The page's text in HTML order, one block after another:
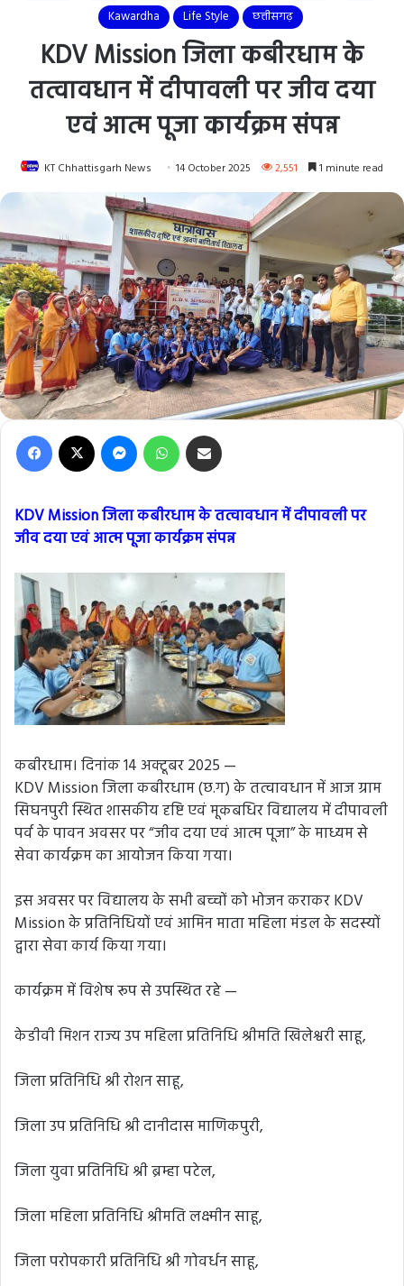
Kawardha
Life Style छत्तीसगढ़
KDV Mission जिला कबीरधाम के
तत्वावधान में दीपावली पर जीव दया
एवं आत्म पूजा कार्यक्रम संपन्न
KT Chhattisgarh News 14 October 2025 2,551 1 minute read
Facebook Messenger WhatsApp
KDV Mission जिला कबीरधाम के तत्वावधान में दीपावली पर
जीव दया एवं आत्म पूजा कार्यक्रम संपन्न
कबीरधाम। दिनांक 14 अक्टूबर 2025 —
KDV Mission जिला कबीरधाम (छ.ग) के तत्वावधान में आज ग्राम
सिघनपुरी स्थित शासकीय दृष्टि एवं मूकबधिर विद्यालय में दीपावली
पर्व के पावन अवसर पर “जीव दया एवं आत्म पूजा” के माध्यम से
सेवा कार्यक्रम का आयोजन किया गया।
इस अवसर पर विद्यालय के सभी बच्चों को भोजन कराकर KDV
Mission के प्रतिनिधियों एवं आमिन माता महिला मंडल के सदस्यों
द्वारा सेवा कार्य किया गया।
कार्यक्रम में विशेष रूप से उपस्थित रहे —
केडीवी मिशन राज्य उप महिला प्रतिनिधि श्रीमति खिलेश्वरी साहू,
जिला प्रतिनिधि श्री रोशन साहू,
जिला उप प्रतिनिधि श्री दानीदास माणिकपुरी,
जिला युवा प्रतिनिधि श्री ब्रम्हा पटेल,
जिला महिला प्रतिनिधि श्रीमति लक्ष्मीन साहू,
जिला परोपकारी प्रतिनिधि श्री गोवर्धन साहू,